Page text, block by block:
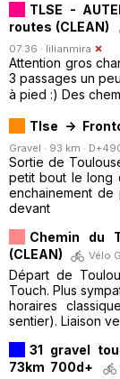
TLSE -
routes (CLEAN)
07:36 · lilianmira
Attention gros
3 passages un
à pied :) Des
Tlse ->
Gravel · 93 km ·
Sortie de
petit bout le long
enchainement
devant
Chemin du
(CLEAN)
Vélo
Départ de
Touch. Plus
horaires
sentier). Liaison
31 gravel
73km 700d+